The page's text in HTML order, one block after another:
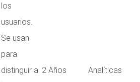
los
usuarios.
Se usan
para
distinguir a 2 Años Analíticas